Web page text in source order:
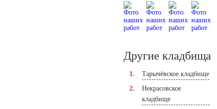
Другие кладбища
Тарычёвское кладбище
Некрасовское
кладбище